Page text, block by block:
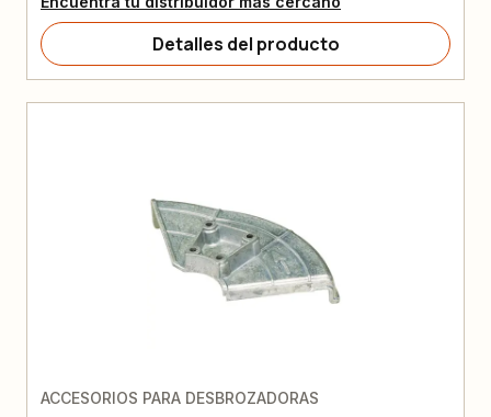
Detalles del producto
ACCESORIOS PARA DESBROZADORAS